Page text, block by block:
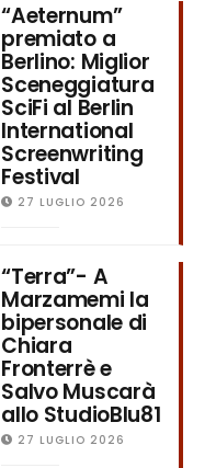
“Aeternum”
premiato a
Berlino: Miglior
Sceneggiatura
SciFi al Berlin
International
Screenwriting
Festival
27 LUGLIO 2026
“Terra”- A
Marzamemi la
bipersonale di
Chiara
Fronterrè e
Salvo Muscarà
allo StudioBlu81
27 LUGLIO 2026